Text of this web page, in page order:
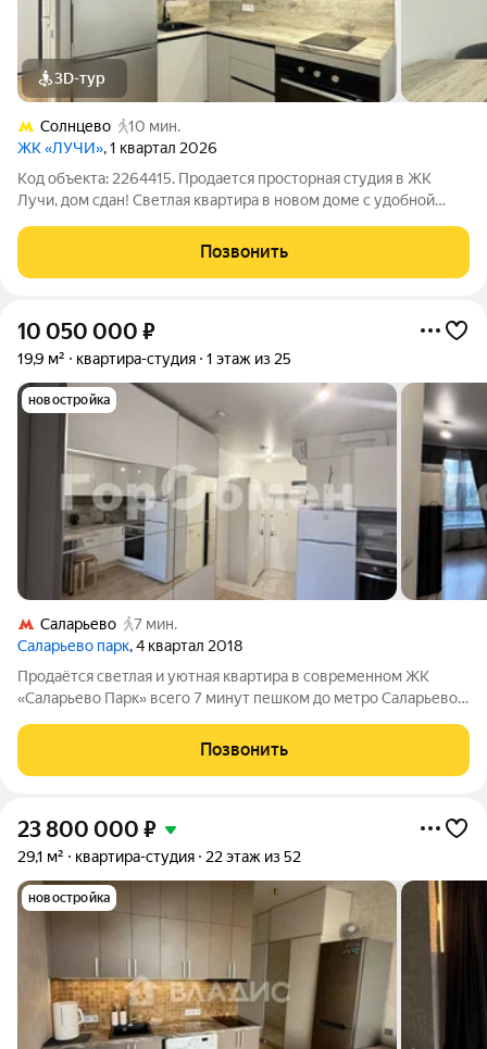
3D-тур
Солнцево
10 мин.
ЖК «ЛУЧИ», 1 квартал 2026
Код объекта: 2264415. Продается просторная студия в ЖК
Лучи, дом сдан! Светлая квартира в новом доме с удобной
выбор для тех, кто ценит качество строительства, развитую
инфраструктуру и возможность
Позвонить
10 050 000 ₽
19,9 м² квартира-студия 1 этаж из 25
новостройка
Саларьево
7 мин.
Саларьево парк, 4 квартал 2018
Продаётся светлая и уютная квартира в современном ЖК
«Саларьево Парк» всего 7 минут пешком до метро Саларьево.
Встроенная мебель остаётся новым собственникам. Хорошие
соседи, комфортная и
Позвонить
23 800 000 ₽
29,1 м² квартира-студия 22 этаж из 52
новостройка